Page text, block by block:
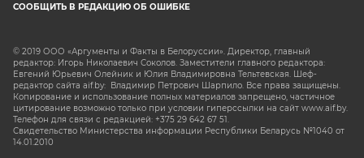
СООБЩИТЬ В РЕДАКЦИЮ ОБ ОШИБКЕ
© 2019 ООО «Аргументы и Факты в Белоруссии». Директор, главный
редактор: Игорь Николаевич Соколов. Заместители главного редактора:
Евгений Юрьевич Олейник и Юлия Владимировна Тельтевская. Шеф-
редактор сайта aif.by: Владимир Петрович Шарпило. Все права защищены.
Копирование и использование полных материалов запрещено, частичное
цитирование возможно только при условии гиперссылки на сайт www.aif.by.
Телефон для связи с редакцией: +375 29 642 67 51.
Свидетельство Министерства информации Республики Беларусь №1040 от
14.01.2010